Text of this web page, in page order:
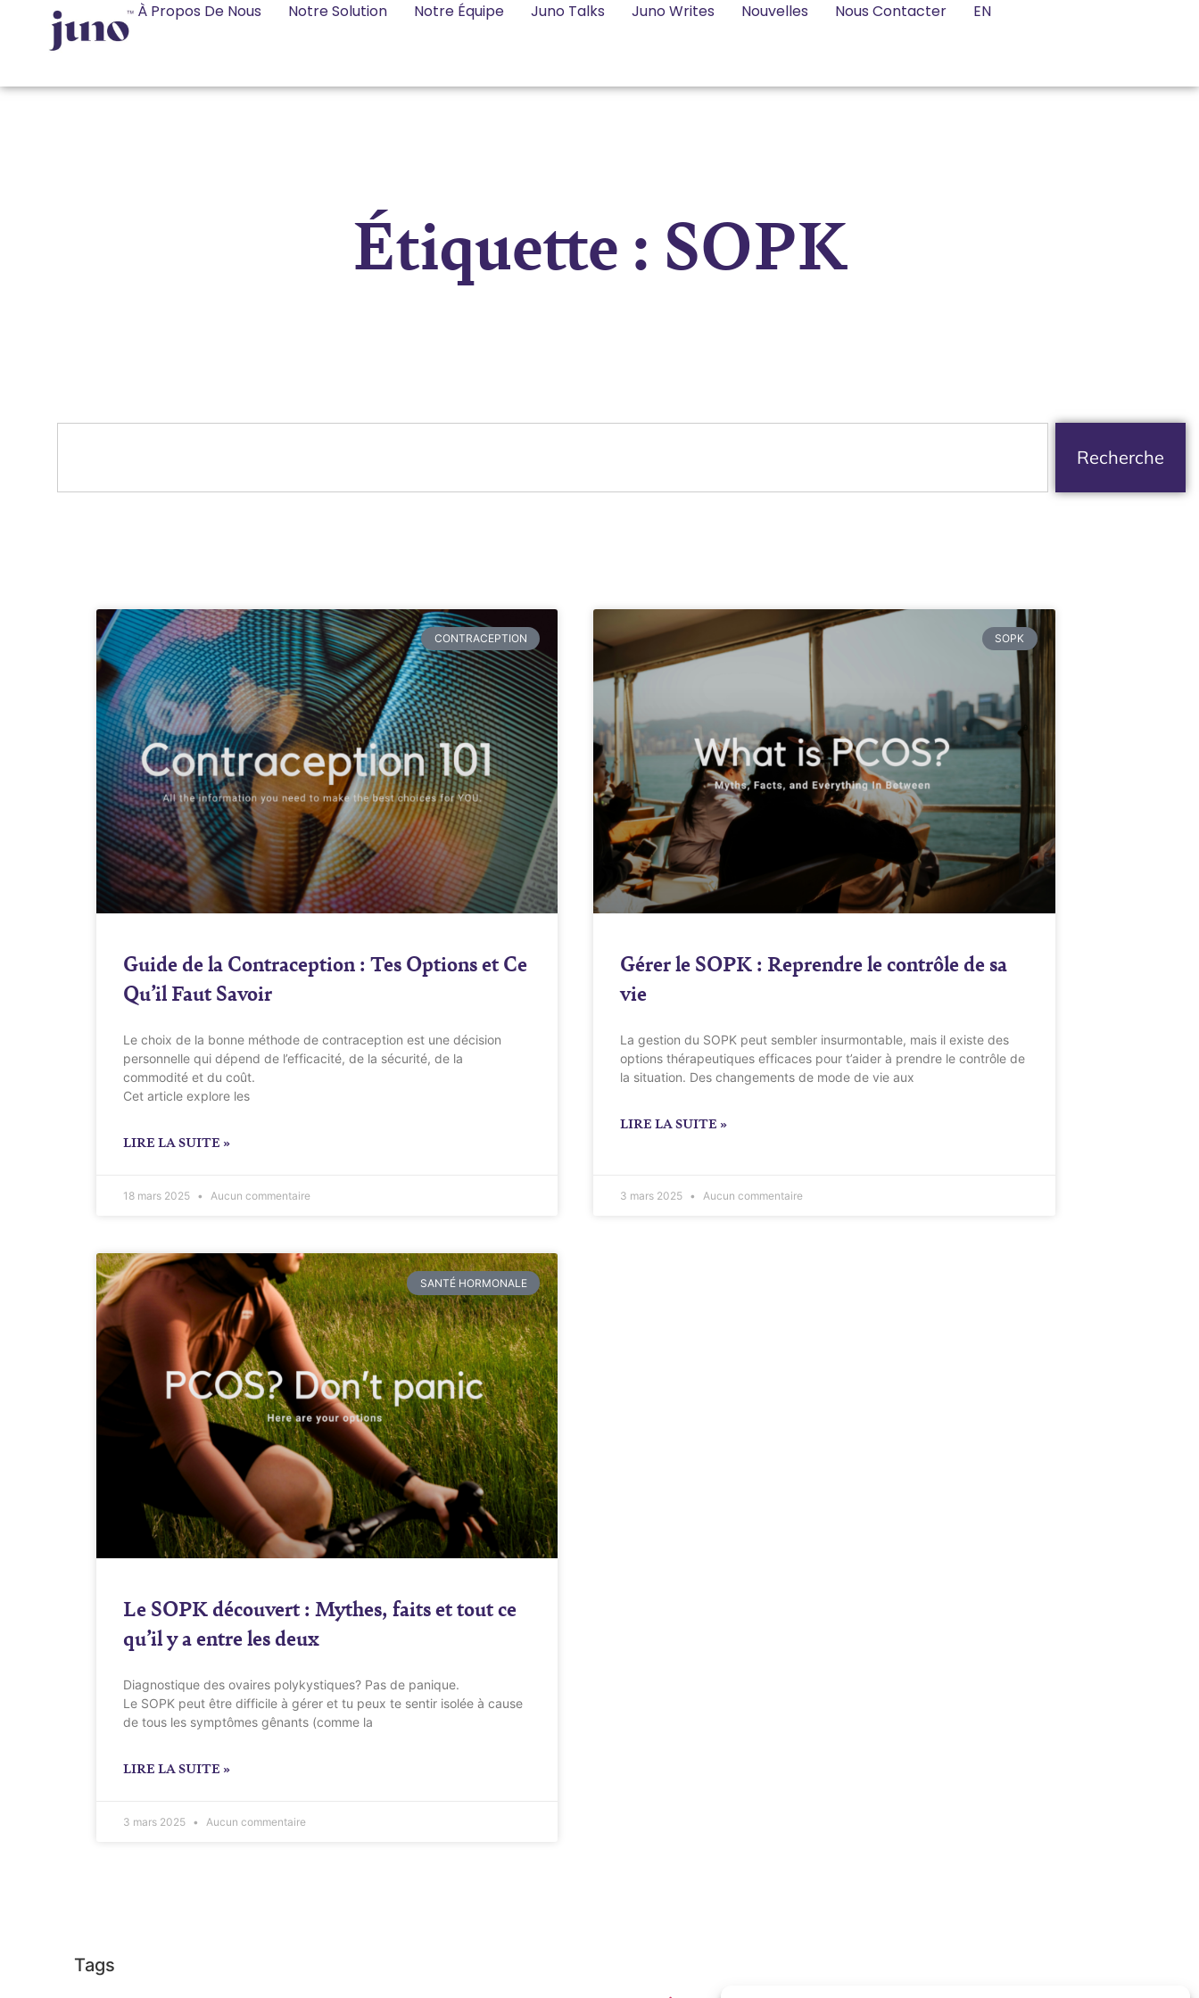
À Propos De Nous Notre Solution Notre Équipe Juno Talks Juno Writes Nouvelles Nous Contacter EN
Étiquette : SOPK
Recherche
CONTRACEPTION
Guide de la Contraception : Tes Options et Ce
Qu’il Faut Savoir
Le choix de la bonne méthode de contraception est une décision
personnelle qui dépend de l’efficacité, de la sécurité, de la
commodité et du coût.
Cet article explore les
LIRE LA SUITE »
18 mars 2025 Aucun commentaire
SOPK
Gérer le SOPK : Reprendre le contrôle de sa
vie
La gestion du SOPK peut sembler insurmontable, mais il existe des
options thérapeutiques efficaces pour t’aider à prendre le contrôle de
la situation. Des changements de mode de vie aux
LIRE LA SUITE »
3 mars 2025 Aucun commentaire
SANTÉ HORMONALE
Le SOPK découvert : Mythes, faits et tout ce
qu’il y a entre les deux
Diagnostique des ovaires polykystiques? Pas de panique.
Le SOPK peut être difficile à gérer et tu peux te sentir isolée à cause
de tous les symptômes gênants (comme la
LIRE LA SUITE »
3 mars 2025 Aucun commentaire
Tags